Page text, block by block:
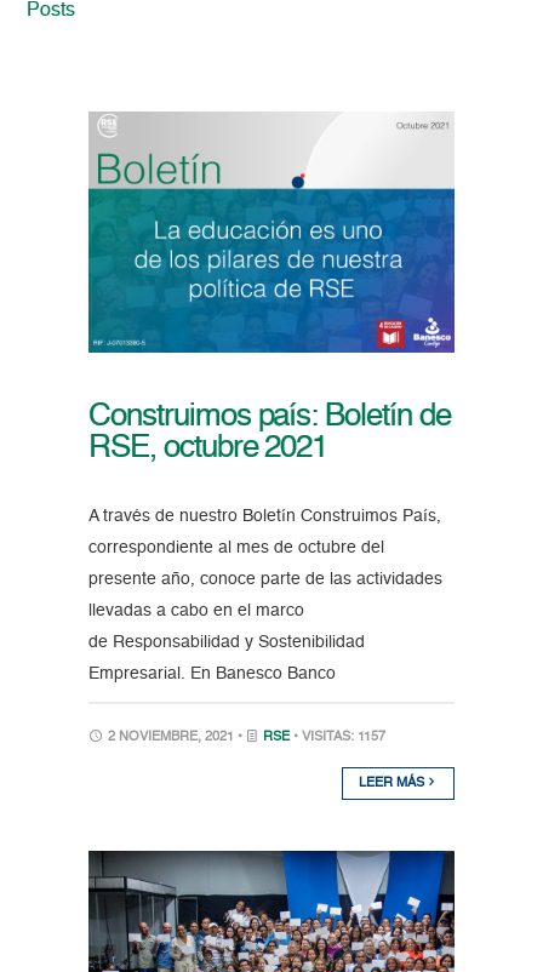
Posts
Construimos país: Boletín de
RSE, octubre 2021
A través de nuestro Boletín Construimos País,
correspondiente al mes de octubre del
presente año, conoce parte de las actividades
llevadas a cabo en el marco
de Responsabilidad y Sostenibilidad
Empresarial. En Banesco Banco
2 NOVIEMBRE, 2021 • RSE • VISITAS: 1157
LEER MÁS